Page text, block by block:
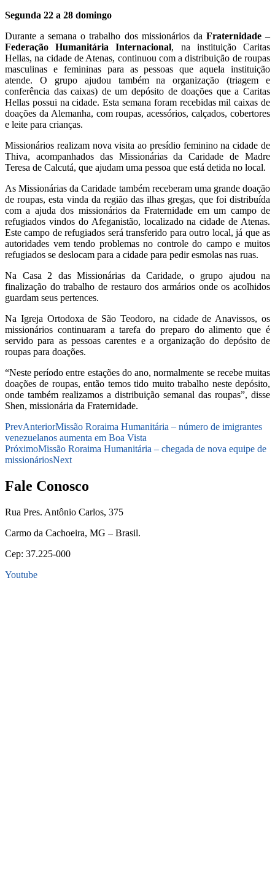
Segunda 22 a 28 domingo
Durante a semana o trabalho dos missionários da Fraternidade –
Federação Humanitária Internacional, na instituição Caritas
Hellas, na cidade de Atenas, continuou com a distribuição de roupas
masculinas e femininas para as pessoas que aquela instituição
atende. O grupo ajudou também na organização (triagem e
conferência das caixas) de um depósito de doações que a Caritas
Hellas possui na cidade. Esta semana foram recebidas mil caixas de
doações da Alemanha, com roupas, acessórios, calçados, cobertores
e leite para crianças.
Missionários realizam nova visita ao presídio feminino na cidade de
Thiva, acompanhados das Missionárias da Caridade de Madre
Teresa de Calcutá, que ajudam uma pessoa que está detida no local.
As Missionárias da Caridade também receberam uma grande doação
de roupas, esta vinda da região das ilhas gregas, que foi distribuída
com a ajuda dos missionários da Fraternidade em um campo de
refugiados vindos do Afeganistão, localizado na cidade de Atenas.
Este campo de refugiados será transferido para outro local, já que as
autoridades vem tendo problemas no controle do campo e muitos
refugiados se deslocam para a cidade para pedir esmolas nas ruas.
Na Casa 2 das Missionárias da Caridade, o grupo ajudou na
finalização do trabalho de restauro dos armários onde os acolhidos
guardam seus pertences.
Na Igreja Ortodoxa de São Teodoro, na cidade de Anavissos, os
missionários continuaram a tarefa do preparo do alimento que é
servido para as pessoas carentes e a organização do depósito de
roupas para doações.
“Neste período entre estações do ano, normalmente se recebe muitas
doações de roupas, então temos tido muito trabalho neste depósito,
onde também realizamos a distribuição semanal das roupas”, disse
Shen, missionária da Fraternidade.
PrevAnteriorMissão Roraima Humanitária – número de imigrantes
venezuelanos aumenta em Boa Vista
PróximoMissão Roraima Humanitária – chegada de nova equipe de
missionáriosNext
Fale Conosco
Rua Pres. Antônio Carlos, 375
Carmo da Cachoeira, MG – Brasil.
Cep: 37.225-000
Youtube